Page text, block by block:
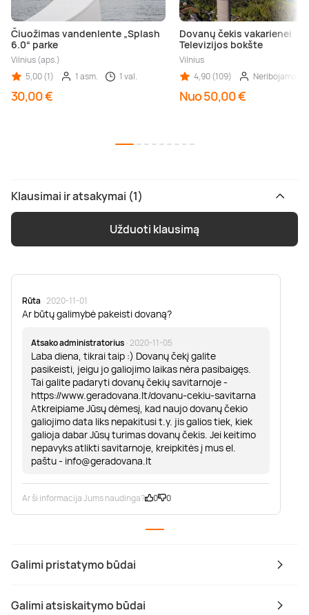
Galimi pristatymo būdai
Galimi atsiskaitymo būdai
Čiuožimas vandenlente „Splash
6.0“ parke
Vilnius (aps.)
5,00 (1)
1 asm. 1 val.
30,00 €
Dovanų čekis vakarienei
Televizijos bokšte
Vilnius
4,90 (109)
Neribojama
Nuo 50,00 €
Klausimai ir atsakymai (1)
Užduoti klausimą
Rūta · 2020-11-01
Ar būtų galimybė pakeisti dovaną?
Atsako administratorius · 2020-11-05
Laba diena, tikrai taip :) Dovanų čekį galite
pasikeisti, jeigu jo galiojimo laikas nėra pasibaigęs.
Tai galite padaryti dovanų čekių savitarnoje -
https://www.geradovana.lt/dovanu-cekiu-savitarna
Atkreipiame Jūsų dėmesį, kad naujo dovanų čekio
galiojimo data liks nepakitusi t.y. jis galios tiek, kiek
galioja dabar Jūsų turimas dovanų čekis. Jei keitimo
nepavyks atlikti savitarnoje, kreipkitės į mus el.
paštu - info@geradovana.lt
Ar ši informacija Jums naudinga? 0 0